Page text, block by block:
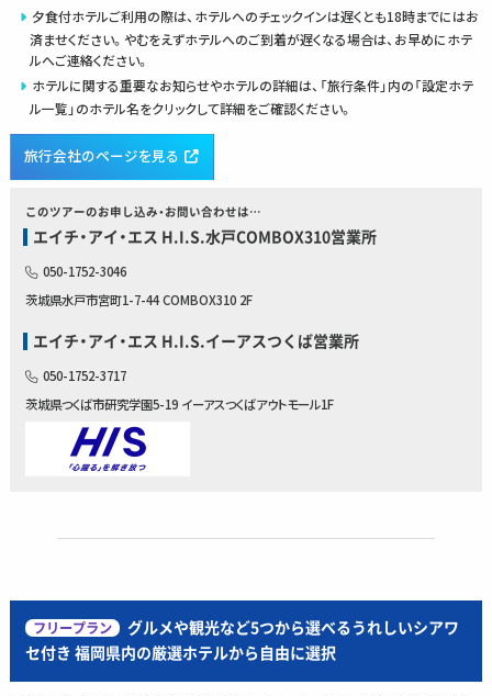
夕食付ホテルご利用の際は、ホテルへのチェックインは遅くとも18時までにはお
済ませください。やむをえずホテルへのご到着が遅くなる場合は、お早めにホテ
ルへご連絡ください。
ホテルに関する重要なお知らせやホテルの詳細は、「旅行条件」内の「設定ホテ
ル一覧」のホテル名をクリックして詳細をご確認ください。
旅行会社のページを見る
このツアーのお申し込み・お問い合わせは…
エイチ・アイ・エス H.I.S.水戸COMBOX310営業所
050-1752-3046
茨城県水戸市宮町1-7-44 COMBOX310 2F
エイチ・アイ・エス H.I.S.イーアスつくば営業所
050-1752-3717
茨城県つくば市研究学園5-19 イーアスつくばアウトモール1F
フリープラン
グルメや観光など5つから選べるうれしいシアワ
セ付き 福岡県内の厳選ホテルから自由に選択